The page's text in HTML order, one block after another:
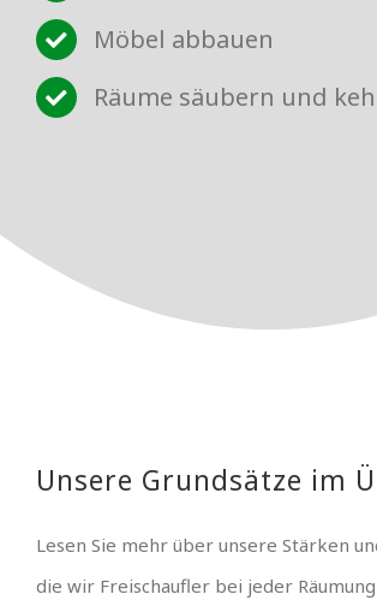
Möbel abbauen
Räume säubern und
Unsere Grundsätze im
Lesen Sie mehr über unsere Stärken
die wir Freischaufler bei jeder